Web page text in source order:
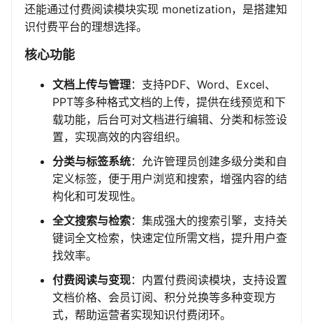
还能通过付费阅读模块实现 monetization，是搭建知
识付费平台的理想选择。
核心功能
文档上传与管理：支持PDF、Word、Excel、
PPT等多种格式文档的上传，提供在线预览和下
载功能，后台可对文档进行编辑、分类和标签设
置，实现高效的内容组织。
分类与标签系统：允许管理员创建多级分类和自
定义标签，便于用户浏览和搜索，增强内容的结
构化和可发现性。
全文搜索与检索：集成强大的搜索引擎，支持关
键词全文检索，快速定位所需文档，提升用户查
找效率。
付费阅读与变现：内置付费阅读模块，支持设置
文档价格、会员订阅、积分兑换等多种变现方
式，帮助运营者实现知识付费闭环。